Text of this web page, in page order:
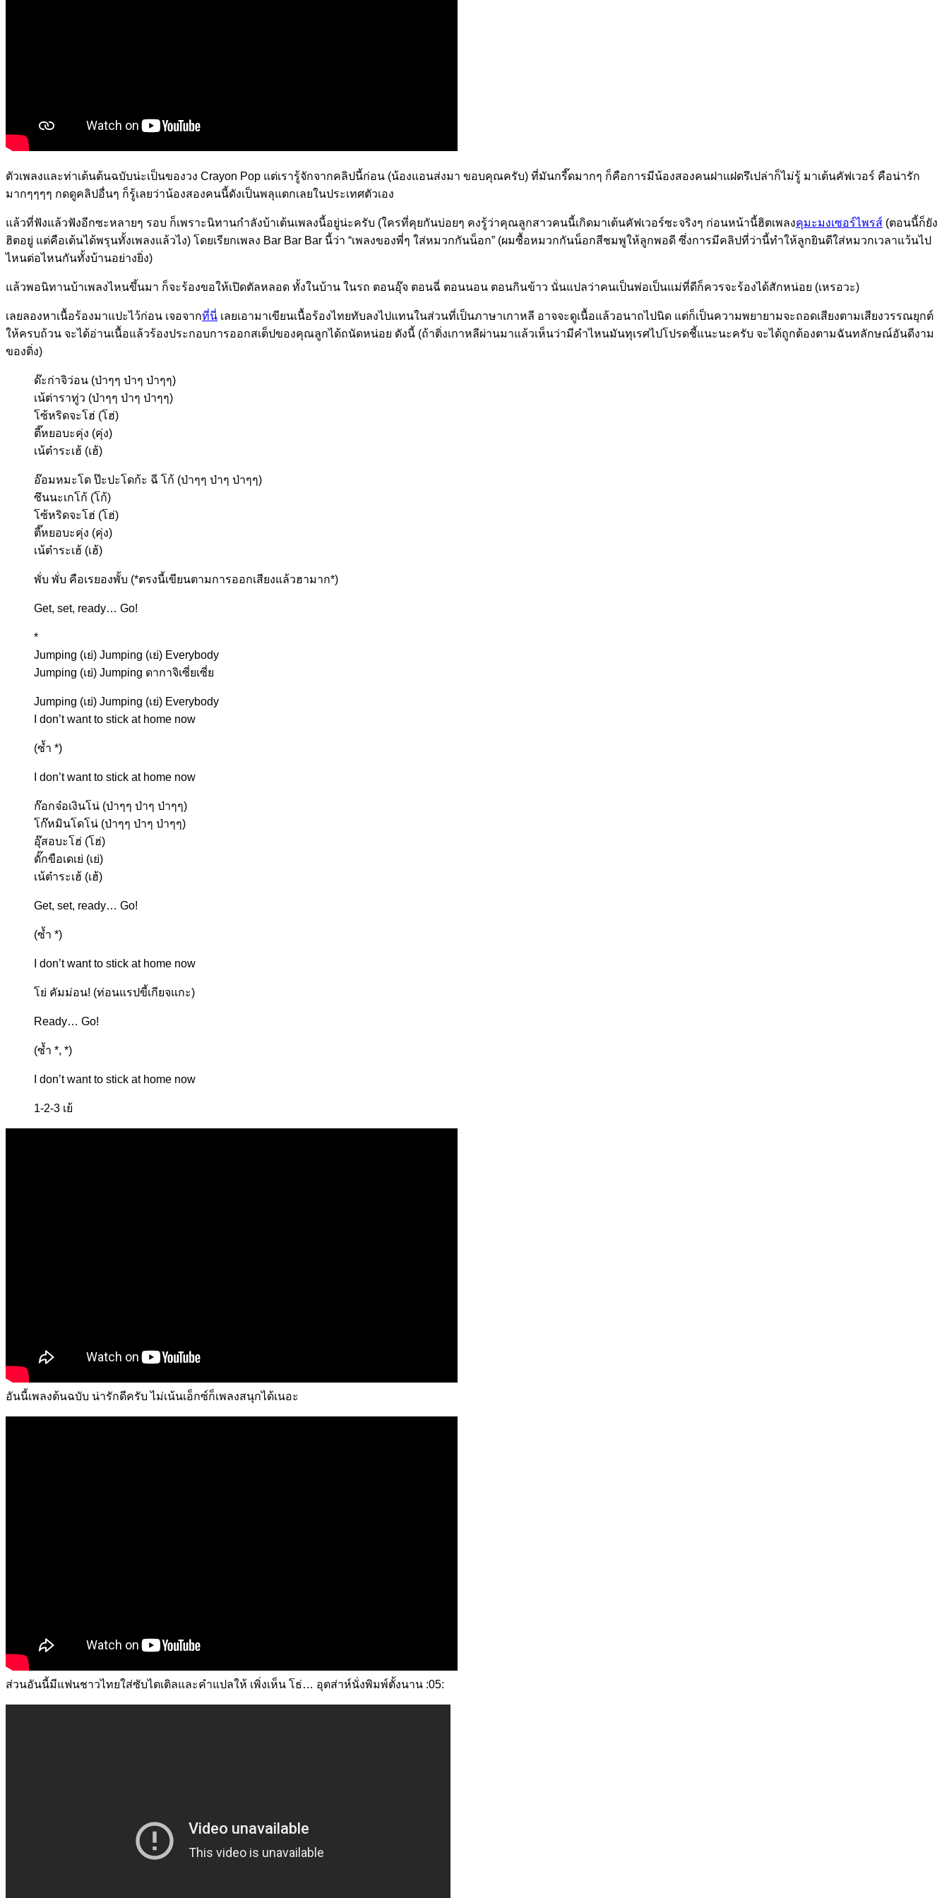
ตัวเพลงและท่าเต้นต้นฉบับน่ะเป็นของวง Crayon Pop แต่เรารู้จักจากคลิปนี้ก่อน (น้องแอนส่งมา ขอบคุณครับ) ที่มันกรี๊ดมากๆ ก็คือการมีน้องสองคนฝาแฝดรึเปล่าก็ไม่รู้ มาเต้นคัฟเวอร์ คือน่ารัก
มากๆๆๆๆ กดดูคลิปอื่นๆ ก็รู้เลยว่าน้องสองคนนี้ดังเป็นพลุแตกเลยในประเทศตัวเอง
แล้วที่ฟังแล้วฟังอีกซะหลายๆ รอบ ก็เพราะนิทานกำลังบ้าเต้นเพลงนี้อยู่น่ะครับ (ใครที่คุยกันบ่อยๆ คงรู้ว่าคุณลูกสาวคนนี้เกิดมาเต้นคัฟเวอร์ซะจริงๆ ก่อนหน้านี้ฮิตเพลงคุมะมงเซอร์ไพรส์ (ตอนนี้ก็ยัง
ฮิตอยู่ แต่คือเต้นได้พรุนทั้งเพลงแล้วไง) โดยเรียกเพลง Bar Bar Bar นี้ว่า “เพลงของพี่ๆ ใส่หมวกกันน็อก” (ผมซื้อหมวกกันน็อกสีชมพูให้ลูกพอดี ซึ่งการมีคลิปที่ว่านี้ทำให้ลูกยินดีใส่หมวกเวลาแว้นไป
ไหนต่อไหนกันทั้งบ้านอย่างยิ่ง)
แล้วพอนิทานบ้าเพลงไหนขึ้นมา ก็จะร้องขอให้เปิดตัลหลอด ทั้งในบ้าน ในรถ ตอนอุ๊จ ตอนฉี่ ตอนนอน ตอนกินข้าว นั่นแปลว่าคนเป็นพ่อเป็นแม่ที่ดีก็ควรจะร้องได้สักหน่อย (เหรอวะ)
เลยลองหาเนื้อร้องมาแปะไว้ก่อน เจอจากที่นี่ เลยเอามาเขียนเนื้อร้องไทยทับลงไปแทนในส่วนที่เป็นภาษาเกาหลี อาจจะดูเนื้อแล้วอนาถไปนิด แต่ก็เป็นความพยายามจะถอดเสียงตามเสียงวรรณยุกต์
ให้ครบถ้วน จะได้อ่านเนื้อแล้วร้องประกอบการออกสเต็ปของคุณลูกได้ถนัดหน่อย ดังนี้ (ถ้าติ่งเกาหลีผ่านมาแล้วเห็นว่ามีคำไหนมันทุเรศไปโปรดชี้แนะนะครับ จะได้ถูกต้องตามฉันทลักษณ์อันดีงาม
ของติ่ง)
ด๊ะก่าจิว่อน (ป่าๆๆ ป่าๆ ป่าๆๆ)
เน้ต่าราทู่ว (ป่าๆๆ ป่าๆ ป่าๆๆ)
โซ้หริดจะโฮ่ (โฮ่)
ตี๊หยอบะคุ่ง (คุ่ง)
เน้ต๋าระเฮ้ (เฮ้)
อ๊อมหมะโด ป๊ะปะโดก้ะ ฉี โก้ (ป่าๆๆ ป่าๆ ป่าๆๆ)
ซึนนะเกโก้ (โก้)
โซ้หริดจะโฮ่ (โฮ่)
ตี๊หยอบะคุ่ง (คุ่ง)
เน้ต๋าระเฮ้ (เฮ้)
พั่บ พั่บ คือเรยองพั้บ (*ตรงนี้เขียนตามการออกเสียงแล้วฮามาก*)
Get, set, ready… Go!
*
Jumping (เย่) Jumping (เย่) Everybody
Jumping (เย่) Jumping ดากาจิเซี่ยเซี่ย
Jumping (เย่) Jumping (เย่) Everybody
I don’t want to stick at home now
(ซ้ำ *)
I don’t want to stick at home now
ก๊อกจ๋อเงินโน่ (ป่าๆๆ ป่าๆ ป่าๆๆ)
โก๊หมินโดโน่ (ป่าๆๆ ป่าๆ ป่าๆๆ)
อุ๊สอบะโฮ่ (โฮ่)
ดั๊กขือเดเย่ (เย่)
เน้ต๋าระเฮ้ (เฮ้)
Get, set, ready… Go!
(ซ้ำ *)
I don’t want to stick at home now
โย่ คัมม่อน! (ท่อนแรปขี้เกียจแกะ)
Ready… Go!
(ซ้ำ *, *)
I don’t want to stick at home now
1-2-3 เย้
อันนี้เพลงต้นฉบับ น่ารักดีครับ ไม่เน้นเอ็กซ์ก็เพลงสนุกได้เนอะ
ส่วนอันนี้มีแฟนชาวไทยใส่ซับไตเติลและคำแปลให้ เพิ่งเห็น โธ่… อุตส่าห์นั่งพิมพ์ตั้งนาน :05: